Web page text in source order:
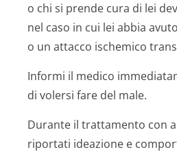
o chi si prende cura di lei
nel caso in cui lei abbia
o un attacco ischemico
Informi il medico
di volersi fare del male.
Durante il trattamento con
riportati ideazione e